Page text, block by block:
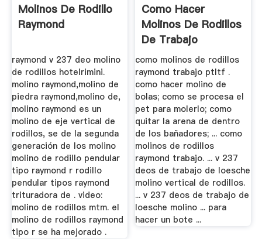
Molinos De Rodillo
Raymond
raymond v 237 deo molino
de rodillos hotelrimini.
molino raymond,molino de
piedra raymond,molino de,
molino raymond es un
molino de eje vertical de
rodillos, se de la segunda
generación de los molino
molino de rodillo pendular
tipo raymond r rodillo
pendular tipos raymond
trituradora de . video:
molino de rodillos mtm. el
molino de rodillos raymond
tipo r se ha mejorado .
Como Hacer
Molinos De Rodillos
De Trabajo
como molinos de rodillos
raymond trabajo ptltf .
como hacer molino de
bolas; como se procesa el
pet para molerlo; como
quitar la arena de dentro
de los bañadores; ... como
molinos de rodillos
raymond trabajo. ... v 237
deos de trabajo de loesche
molino vertical de rodillos.
... v 237 deos de trabajo de
loesche molino ... para
hacer un bote ...